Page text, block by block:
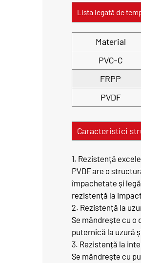
Lista legată de
Material
PVC-C
FRPP
PVDF
Caracteristici
1. Rezistență
PVDF are o
împachetate și
rezistență la
2. Rezistență la
Se mândrește cu
puternică la uzură
3. Rezistență la
Se mândrește cu